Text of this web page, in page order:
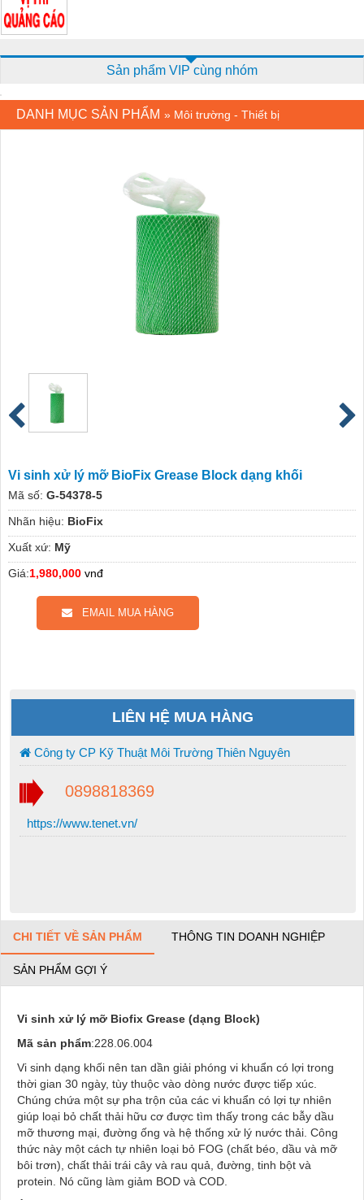
Sản phẩm VIP cùng nhóm
DANH MỤC SẢN PHẨM » Môi trường - Thiết bị
Vi sinh xử lý mỡ BioFix Grease Block dạng khối
Mã số: G-54378-5
Nhãn hiệu: BioFix
Xuất xứ: Mỹ
Giá:1,980,000 vnđ
EMAIL MUA HÀNG
LIÊN HỆ MUA HÀNG
Công ty CP Kỹ Thuật Môi Trường Thiên Nguyên
0898818369
https://www.tenet.vn/
CHI TIẾT VỀ SẢN PHẨM THÔNG TIN DOANH NGHIỆP
SẢN PHẨM GỢI Ý
Vi sinh xử lý mỡ Biofix Grease (dạng Block)
Mã sản phẩm:228.06.004
Vi sinh dạng khối nên tan dần giải phóng vi khuẩn có lợi trong
thời gian 30 ngày, tùy thuộc vào dòng nước được tiếp xúc.
Chúng chứa một sự pha trộn của các vi khuẩn có lợi tự nhiên
giúp loại bỏ chất thải hữu cơ được tìm thấy trong các bẫy dầu
mỡ thương mại, đường ống và hệ thống xử lý nước thải. Công
thức này một cách tự nhiên loại bỏ FOG (chất béo, dầu và mỡ
bôi trơn), chất thải trái cây và rau quả, đường, tinh bột và
protein. Nó cũng làm giảm BOD và COD.